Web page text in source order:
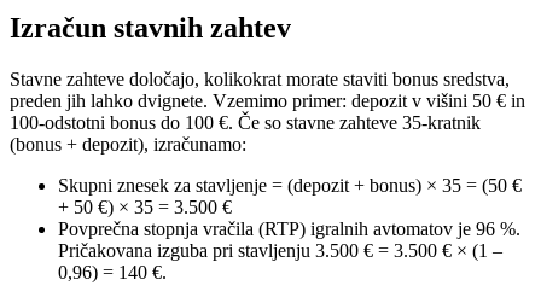
Izračun stavnih zahtev
Stavne zahteve določajo, kolikokrat morate staviti bonus sredstva,
preden jih lahko dvignete. Vzemimo primer: depozit v višini 50 € in
100-odstotni bonus do 100 €. Če so stavne zahteve 35-kratnik
(bonus + depozit), izračunamo:
Skupni znesek za stavljenje = (depozit + bonus) × 35 = (50 €
+ 50 €) × 35 = 3.500 €
Povprečna stopnja vračila (RTP) igralnih avtomatov je 96 %.
Pričakovana izguba pri stavljenju 3.500 € = 3.500 € × (1 –
0,96) = 140 €.